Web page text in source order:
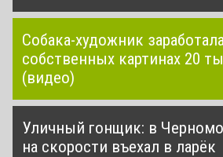
Собака-художник
собственных картинах 20
(видео)
Уличный гонщик: в
на скорости въехал в ларёк